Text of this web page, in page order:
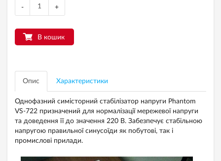
- +
В кошик
Опис Характеристики
Однофазний симісторний стабілізатор напруги Phantom
VS-722 призначений для нормалізації мережевої напруги
та доведення її до значення 220 В. Забезпечує стабільною
напругою правильної синусоїди як побутові, так і
промислові прилади.